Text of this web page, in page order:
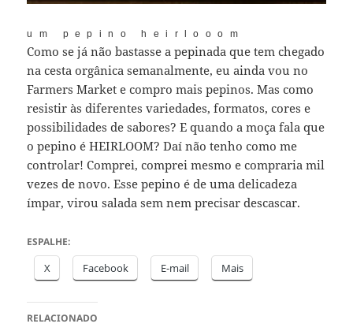
um pepino heirlooom
Como se já não bastasse a pepinada que tem chegado
na cesta orgânica semanalmente, eu ainda vou no
Farmers Market e compro mais pepinos. Mas como
resistir às diferentes variedades, formatos, cores e
possibilidades de sabores? E quando a moça fala que
o pepino é HEIRLOOM? Daí não tenho como me
controlar! Comprei, comprei mesmo e compraria mil
vezes de novo. Esse pepino é de uma delicadeza
ímpar, virou salada sem nem precisar descascar.
ESPALHE:
X Facebook E-mail Mais
RELACIONADO